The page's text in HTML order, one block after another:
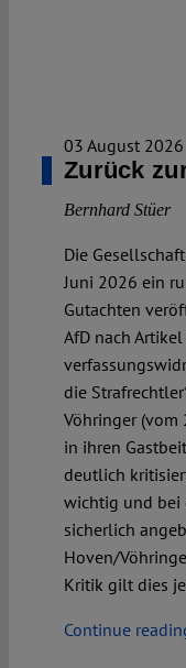
03 August 2026
Zurück
Bernhard Stüer
Die
Juni 2026 ein
Gutachten
AfD nach Artikel
die
Vöhringer (vom
in ihren
deutlich
wichtig und bei
sicherlich
Hoven/
Kritik gilt dies
Continue